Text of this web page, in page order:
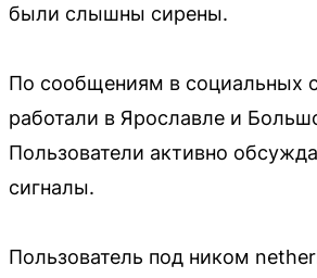
были слышны сирены.
По сообщениям в социальных
работали в Ярославле и
Пользователи активно
сигналы.
Пользователь под ником